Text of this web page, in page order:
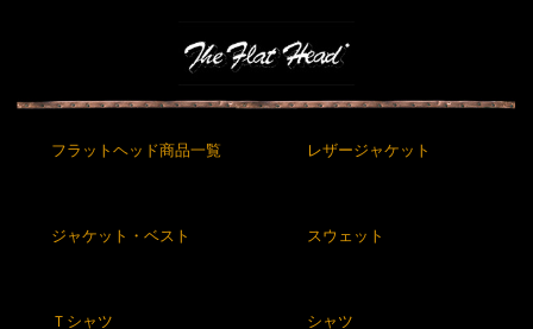
フラットヘッド商品一覧 レザージャケット
ジャケット・ベスト スウェット
Ｔシャツ シャツ